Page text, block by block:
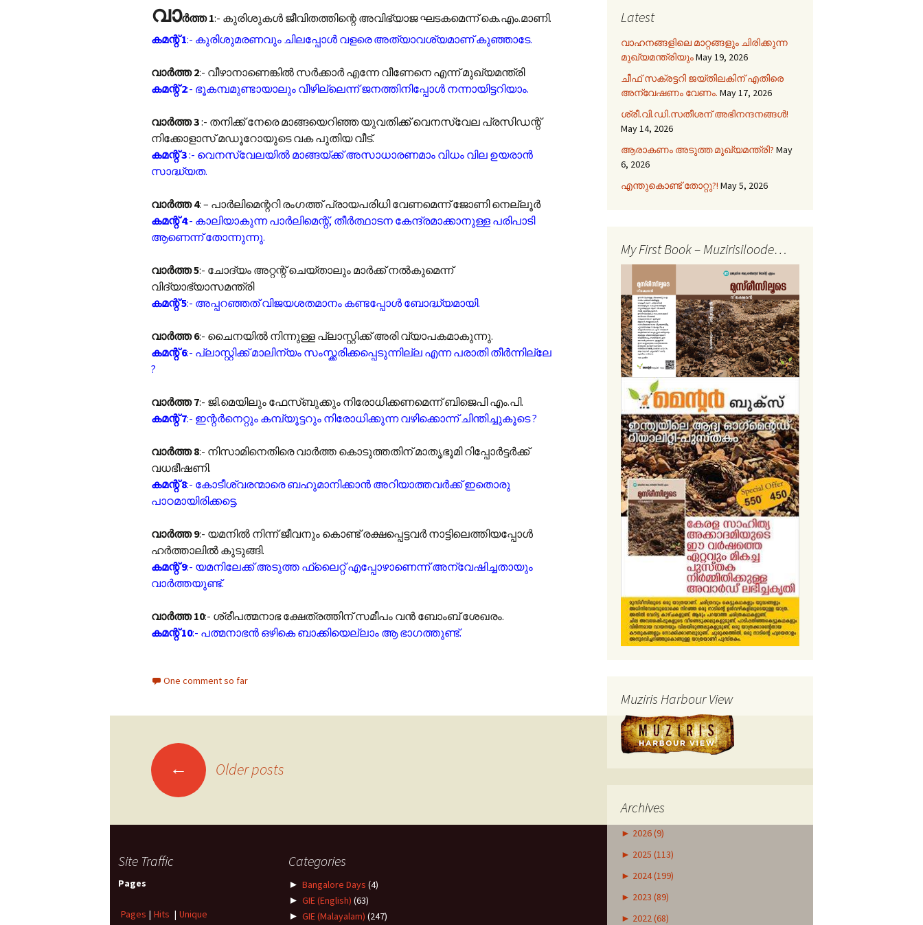
വാർത്ത 1:- കുരിശുകൾ ജീവിതത്തിന്റെ അവിഭ്യാജ ഘടകമെന്ന് കെ.എം.മാണി.
കമന്റ് 1:- കുരിശുമരണവും ചിലപ്പോൾ വളരെ അത്യാവശ്യമാണ് കുഞ്ഞാടേ.
വാർത്ത 2:- വീഴാനാണെങ്കിൽ സർക്കാർ എന്നേ വീണേനെ എന്ന് മുഖ്യമന്ത്രി
കമന്റ് 2:- ഭൂകമ്പമുണ്ടായാലും വീഴില്ലെന്ന് ജനത്തിനിപ്പോൾ നന്നായിട്ടറിയാം.
വാർത്ത 3:- തനിക്ക് നേരെ മാങ്ങയെറിഞ്ഞ യുവതിക്ക് വെനസ്വേല പ്രസിഡന്റ്
നിക്കോളാസ് മഡൂറോയുടെ വക പുതിയ വീട്.
കമന്റ് 3:- വെനസ്വേലയിൽ മാങ്ങയ്ക്ക് അസാധാരണമാം വിധം വില ഉയരാൻ
സാദ്ധ്യത.
വാർത്ത 4: – പാർലിമെന്ററി രംഗത്ത് പ്രായപരിധി വേണമെന്ന് ജോണി നെല്ലൂർ
കമന്റ് 4:- കാലിയാകുന്ന പാർലിമെന്റ്, തീർത്ഥാടന കേന്ദ്രമാക്കാനുള്ള പരിപാടി
ആണെന്ന് തോന്നുന്നു.
വാർത്ത 5:- ചോദ്യം അറ്റന്റ് ചെയ്താലും മാർക്ക് നൽകുമെന്ന്
വിദ്യാഭ്യാസമന്ത്രി
കമന്റ് 5:- അപ്പറഞ്ഞത് വിജയശതമാനം കണ്ടപ്പോൾ ബോദ്ധ്യമായി.
വാർത്ത 6:- ചൈനയിൽ നിന്നുള്ള പ്ലാസ്റ്റിക്ക് അരി വ്യാപകമാകുന്നു.
കമന്റ് 6:- പ്ലാസ്റ്റിക്ക് മാലിന്യം സംസ്ക്കരിക്കപ്പെടുന്നില്ല എന്ന പരാതി തീർന്നില്ലേ
?
വാർത്ത 7:- ജി.മെയിലും ഫേസ്ബുക്കും നിരോധിക്കണമെന്ന് ബിജെപി എം.പി.
കമന്റ് 7:- ഇന്റർ‌നെറ്റും കമ്പ്യൂട്ടറും നിരോധിക്കുന്ന വഴിക്കൊന്ന് ചിന്തിച്ചുകൂടെ ?
വാർത്ത 8:- നിസാമിനെതിരെ വാർത്ത കൊടുത്തതിന് മാതൃഭൂമി റിപ്പോർട്ടർക്ക്
വധഭീഷണി.
കമന്റ് 8:- കോടീശ്വരന്മാരെ ബഹുമാനിക്കാൻ അറിയാത്തവർക്ക് ഇതൊരു
പാഠമായിരിക്കട്ടെ.
വാർത്ത 9:- യമനിൽ നിന്ന് ജീവനും കൊണ്ട് രക്ഷപ്പെട്ടവർ നാട്ടിലെത്തിയപ്പോൾ
ഹർത്താലിൽ കുടുങ്ങി.
കമന്റ് 9:- യമനിലേക്ക് അടുത്ത ഫ്ലൈറ്റ് എപ്പോഴാണെന്ന് അന്വേഷിച്ചതായും
വാർത്തയുണ്ട്.
വാർത്ത 10:- ശ്രീപത്മനാഭ ക്ഷേത്രത്തിന് സമീപം വൻ ബോംബ് ശേഖരം.
കമന്റ് 10:- പത്മനാഭൻ ഒഴികെ ബാക്കിയെല്ലാം ആ ഭാഗത്തുണ്ട്.
One comment so far
Posts navigation
← Older posts
Latest
വാഹനങ്ങളിലെ മാറ്റങ്ങളും ചിരിക്കുന്ന
മുഖ്യമന്ത്രിയുംMay 19, 2026
ചീഫ് സക്രട്ടറി ജയ്തിലകിന് എതിരെ
അന്വേഷണം വേണം. May 17, 2026
ശ്രീ.വി.ഡി.സതീശന് അഭിനന്ദനങ്ങൾ!
May 14, 2026
ആരാകണം അടുത്ത മുഖ്യമന്ത്രി? May
6, 2026
എന്തുകൊണ്ട് തോറ്റു?! May 5, 2026
My First Book – Muzirisiloode…
Muziris Harbour View
Archives
► 2026 (9)
► 2025 (113)
► 2024 (199)
► 2023 (89)
► 2022 (68)
Site Traffic
Pages
Pages | Hits | Unique
Categories
► Bangalore Days (4)
► GIE (English) (63)
► GIE (Malayalam) (247)